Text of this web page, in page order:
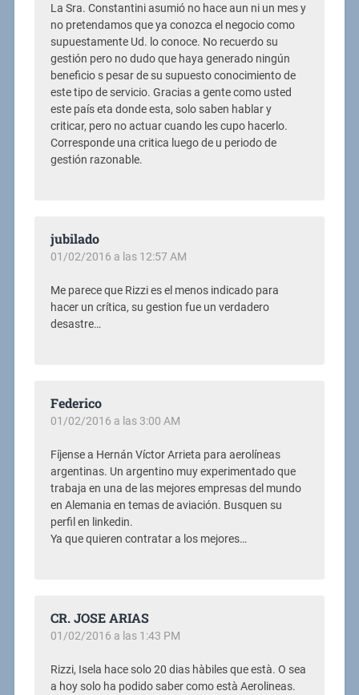
La Sra. Constantini asumió no hace aun ni un mes y
no pretendamos que ya conozca el negocio como
supuestamente Ud. lo conoce. No recuerdo su
gestión pero no dudo que haya generado ningún
beneficio s pesar de su supuesto conocimiento de
este tipo de servicio. Gracias a gente como usted
este país eta donde esta, solo saben hablar y
criticar, pero no actuar cuando les cupo hacerlo.
Corresponde una critica luego de u periodo de
gestión razonable.
jubilado
01/02/2016 a las 12:57 AM
Me parece que Rizzi es el menos indicado para
hacer un crítica, su gestion fue un verdadero
desastre…
Federico
01/02/2016 a las 3:00 AM
Fíjense a Hernán Víctor Arrieta para aerolíneas
argentinas. Un argentino muy experimentado que
trabaja en una de las mejores empresas del mundo
en Alemania en temas de aviación. Busquen su
perfil en linkedin.
Ya que quieren contratar a los mejores…
CR. JOSE ARIAS
01/02/2016 a las 1:43 PM
Rizzi, Isela hace solo 20 dias hàbiles que està. O sea
a hoy solo ha podido saber como està Aerolineas.